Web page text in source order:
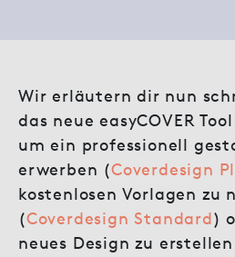
Wir erläutern dir nun
das neue easyCOVER
um ein professionell
erwerben (Coverdesign
kostenlosen Vorlagen zu
(Coverdesign Standard)
neues Design zu